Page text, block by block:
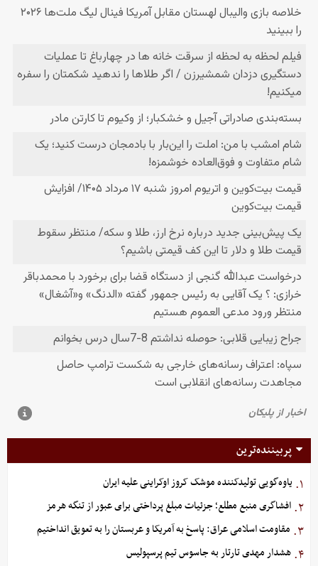
پربیننده‌ترین
۱. یاوه‌گویی تولیدکننده موشک کروز اوکراینی علیه ایران
۲. افشاگری منبع مطلع؛ جزئیات مبلغ پرداختی برای عبور از تنگه هرمز
۳. مقاومت اسلامی عراق: پاسخ به آمریکا و عربستان را به تعویق انداختیم
۴. هشدار مهدی تارتار به جاسوس تیم پرسپولیس